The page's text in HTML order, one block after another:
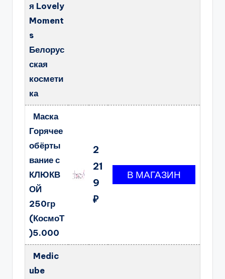
я Lovely
Moment
s
Белорус
ская
космети
ка
Маска
Горячее
обёрты
вание с
КЛЮКВ
ОЙ
250гр
(КосмоТ
)5.000
2
21
9
₽
Medic
ube